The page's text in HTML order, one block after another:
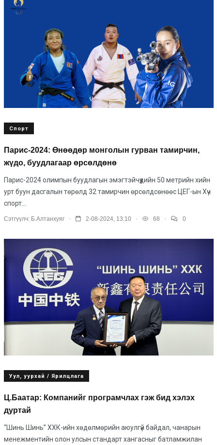
Спорт
Парис-2024: Өнөөдөр монголын гурван тамирчин,
жүдо, буудлагаар өрсөлдөнө
Парис-2024 олимпын буудлагын эмэгтэйчүүдийн 50 метрийн хийн
урт буун дасгалын төрөлд 32 тамирчин өрсөлдсөнөөс ЦЕГ-ын Хүч
спорт...
Сэтгүүлч: Б.Алтанхуяг . 2-08-2024, 13:10 . 68 . 0
Уул, уурхай / Ярилцлага
Ц.Баатар: Компанийг програмчлах гэж бид хэлэх
дуртай
“Шинь Шинь” ХХК-ийн хөдөлмөрийн аюулгүй байдал, чанарын
менежментийн олон улсын стандарт хангасныг батламжилан